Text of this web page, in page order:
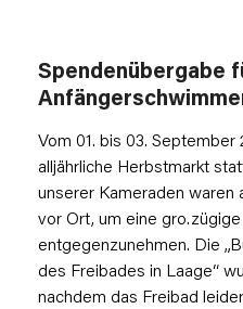
Spendenübergabe
Vom 01. bis 03.
alljährliche Herbstmarkt
unserer Kameraden waren
vor Ort, um eine
entgegenzunehmen. Die
des Freibades in Laage“
nachdem das Freibad